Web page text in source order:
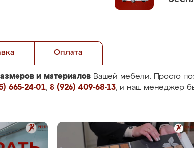
Оплата
и материалов Вашей мебели. Просто
665-24-01, 8 (926) 409-68-13, и наш менеджер